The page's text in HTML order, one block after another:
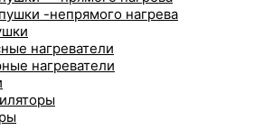
-непрямого нагрева
нагреватели
нагреватели